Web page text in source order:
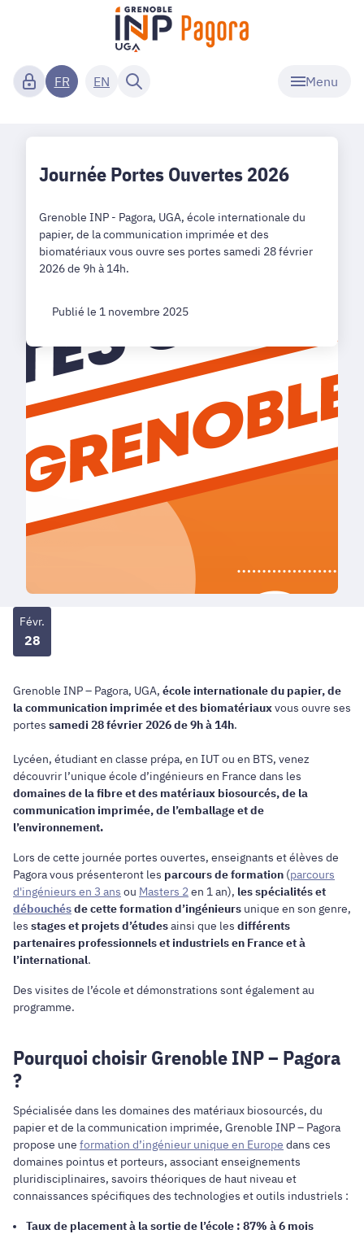
Menu
FR EN
Journée Portes Ouvertes 2026
Grenoble INP - Pagora, UGA, école internationale du
papier, de la communication imprimée et des
biomatériaux vous ouvre ses portes samedi 28 février
2026 de 9h à 14h.
Publié le 1 novembre 2025
Févr.
28
Grenoble INP – Pagora, UGA, école internationale du papier, de
la communication imprimée et des biomatériauxvous ouvre ses
portes samedi 28 février 2026 de 9h à 14h.
Lycéen, étudiant en classe prépa, en IUT ou en BTS, venez
découvrir l’unique école d’ingénieurs en France dans les
domaines de la fibre et des matériaux biosourcés, de la
communication imprimée, de l’emballage et de
l’environnement.
Lors de cette journée portes ouvertes, enseignants et élèves de
Pagora vous présenteront les parcours de formation (parcours
d'ingénieurs en 3 ans ou Masters 2en 1 an), les spécialités et
débouchésde cette formation d’ingénieurs unique en son genre,
les stages et projets d’étudesainsi que les différents
partenaires professionnels et industriels en France et à
l’international.
Des visites de l’école et démonstrations sont également au
programme.
Pourquoi choisir Grenoble INP – Pagora
?
Spécialisée dans les domaines des matériaux biosourcés, du
papier et de la communication imprimée, Grenoble INP – Pagora
propose une formation d’ingénieur unique en Europe dans ces
domaines pointus et porteurs, associant enseignements
pluridisciplinaires, savoirs théoriques de haut niveau et
connaissances spécifiques des technologies et outils industriels :
Taux de placement à la sortie de l’école : 87% à 6 mois